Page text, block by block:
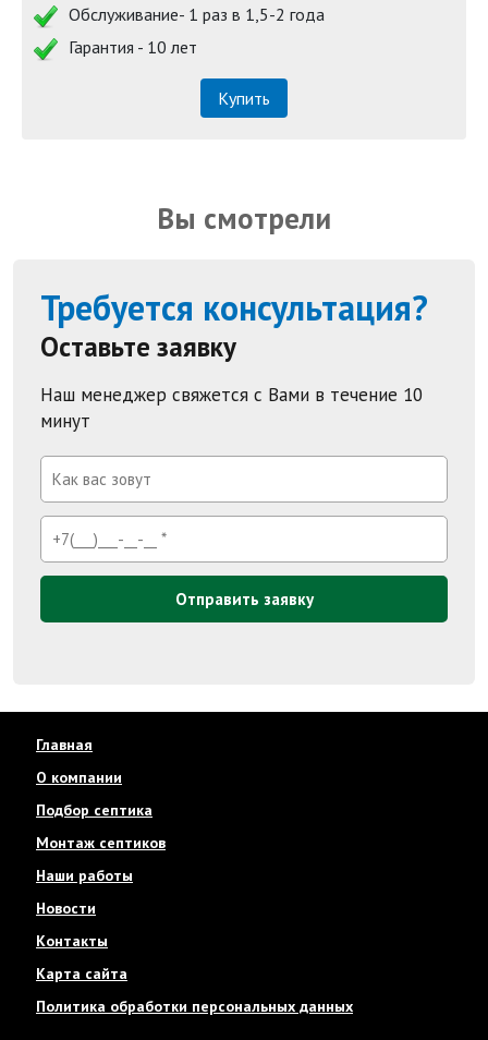
Обслуживание- 1 раз в 1,5-2 года
Гарантия - 10 лет
Купить
Вы смотрели
Требуется консультация?
Оставьте заявку
Наш менеджер свяжется с Вами в течение 10
минут
Отправить заявку
Главная
О компании
Подбор септика
Монтаж септиков
Наши работы
Новости
Контакты
Карта сайта
Политика обработки персональных данных